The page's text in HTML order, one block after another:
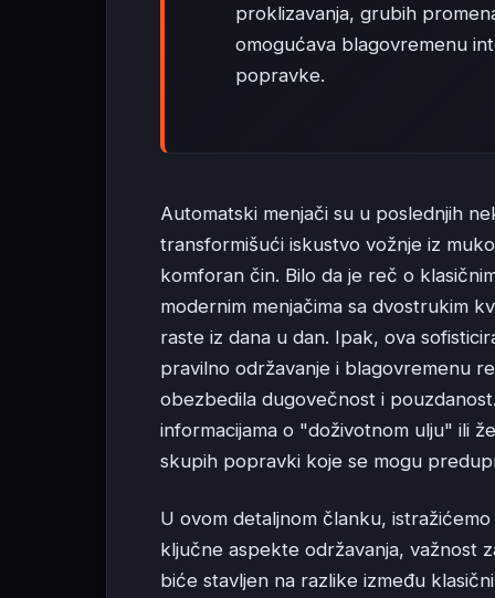
proklizavanja, grubih
omogućava blagovremenu
popravke.
Automatski menjači su u poslednjih
transformišući iskustvo vožnje iz
komforan čin. Bilo da je reč o
modernim menjačima sa dvostrukim
raste iz dana u dan. Ipak, ova
pravilno održavanje i blagovremenu
obezbedila dugovečnost i
informacijama o "doživotnom ulju" ili
skupih popravki koje se mogu
U ovom detaljnom članku,
ključne aspekte održavanja, važnost
biće stavljen na razlike između